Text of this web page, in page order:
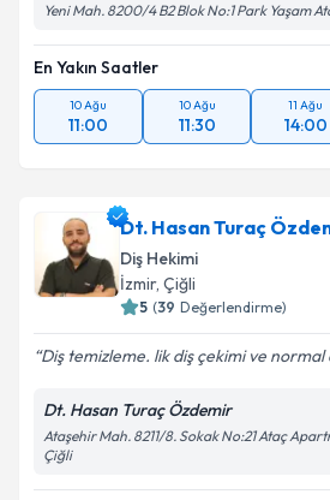
Yeni Mah. 8200/4 B2 Blok No:1 Park Yaşam
En Yakın Saatler
10 Ağu
11:00
10 Ağu
11:30
11 Ağu
14:00
Dt. Hasan Turaç
Diş Hekimi
İzmir, Çiğli
5 (39 Değerlendirme)
Diş temizleme. lik diş çekimi ve normal
Dt. Hasan Turaç Özdemir
Ataşehir Mah. 8211/8. Sokak No:21 Ataç
Çiğli